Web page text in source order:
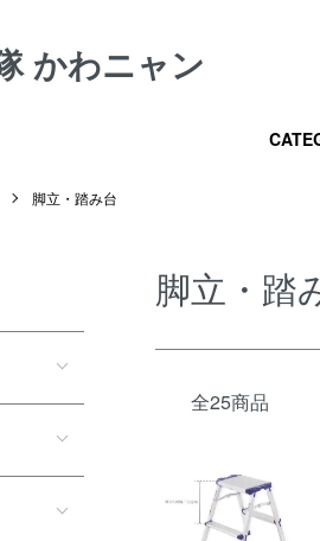
かわニャン
脚立・踏み台
脚立・踏
全25商品